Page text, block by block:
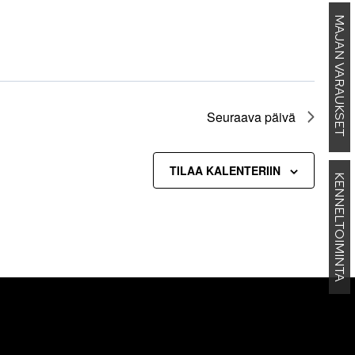
MAJAN VARAUKSET
KENNELTOIMINTA
Seuraava päivä
TILAA KALENTERIIN